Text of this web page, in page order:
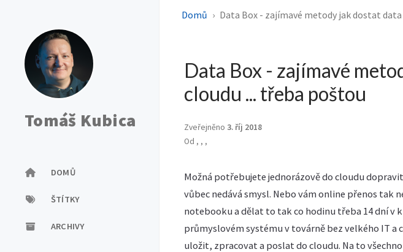
Tomáš Kubica
DOMŮ
ŠTÍTKY
ARCHIVY
Domů Data Box - zajímavé metody jak dostat
Data Box - zajímavé
cloudu ... třeba poštou
Zveřejněno 3. říj 2018
Od , , ,
Možná potřebujete jednorázově do cloudu
vůbec nedává smysl. Nebo vám online přenos tak
notebooku a dělat to tak co hodinu třeba 14 dní v
průmyslovém systému v továrně bez velkého IT
uložit, zpracovat a poslat do cloudu. Na to